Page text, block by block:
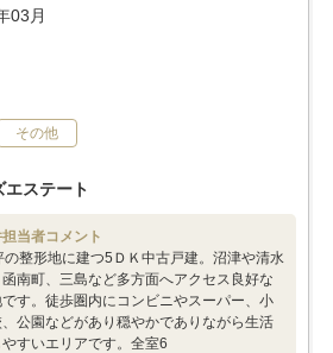
03月
その他
ステート
当者コメント
の整形地に建つ5ＤＫ中古戸建。沼津や清水
南町、三島など多方面へアクセス良好な
す。徒歩圏内にコンビニやスーパー、小
公園などがあり穏やかでありながら生活
すいエリアです。全室6